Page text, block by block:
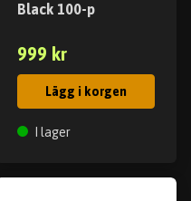
Black 100-p
999 kr
Lägg i korgen
I lager